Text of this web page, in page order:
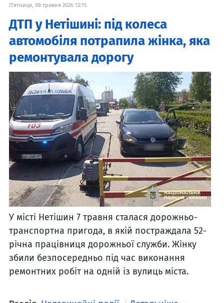
П'ятниця, 08 травня 2026 12:15
ДТП у Нетішині: під колеса
автомобіля потрапила жінка, яка
ремонтувала дорогу
У місті Нетішин 7 травня сталася дорожньо-
транспортна пригода, в якій постраждала 52-
річна працівниця дорожньої служби. Жінку
збили безпосередньо під час виконання
ремонтних робіт на одній із вулиць міста.